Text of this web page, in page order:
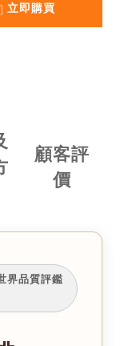
立即購買
顧客評
價
品質評鑑